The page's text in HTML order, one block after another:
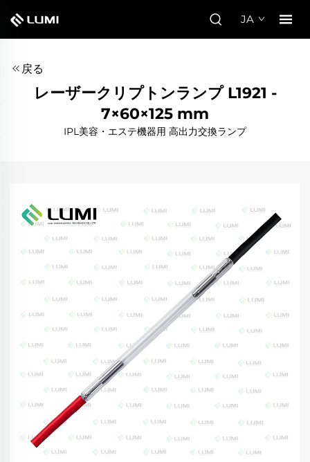
JA
戻る
レーザークリプトンランプ L1921 -
7×60×125 mm
IPL美容・エステ機器用 高出力交換ランプ